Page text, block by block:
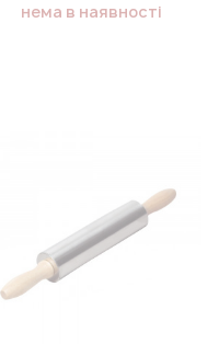
нема в наявності